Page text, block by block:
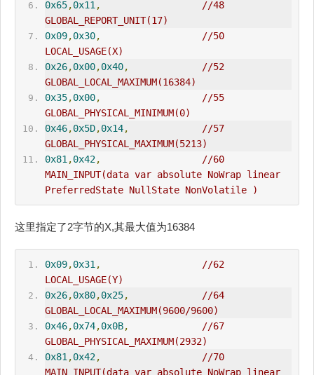
0x65,0x11 ,
//48
GLOBAL_REPORT_UNIT(17)
0x09,0x30,
//50
LOCAL_USAGE(X)
0x26,0x00,0x40,
//52
GLOBAL_LOCAL_MAXIMUM(16384)
0x35,0x00,
//55
GLOBAL_PHYSICAL_MINIMUM(0)
0x46,0x5D,0x14,
//57
GLOBAL_PHYSICAL_MAXIMUM(5213)
0x81 ,0x42,
//60
MAIN_INPUT(data var absolute NoWrap linear
PreferredState NullState NonVolatile )
这里指定了2字节的X,其最大值为16384
0x09,0x31 ,
//62
LOCAL_USAGE(Y)
0x26,0x80,0x25,
//64
GLOBAL_LOCAL_MAXIMUM(9600/9600)
0x46,0x74,0x0B,
//67
GLOBAL_PHYSICAL_MAXIMUM(2932)
0x81 ,0x42,
//70
MAIN_INPUT(data var absolute NoWrap linear